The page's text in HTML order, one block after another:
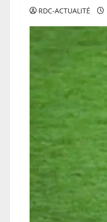
RDC-ACTUALITÉ